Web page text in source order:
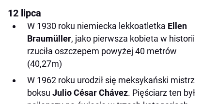
12 lipca
W 1930 roku niemiecka lekkoatletka Ellen
Braumüller, jako pierwsza kobieta w historii
rzuciła oszczepem powyżej 40 metrów
(40,27m)
W 1962 roku urodził się meksykański mistrz
boksu Julio César Chávez. Pięściarz ten był